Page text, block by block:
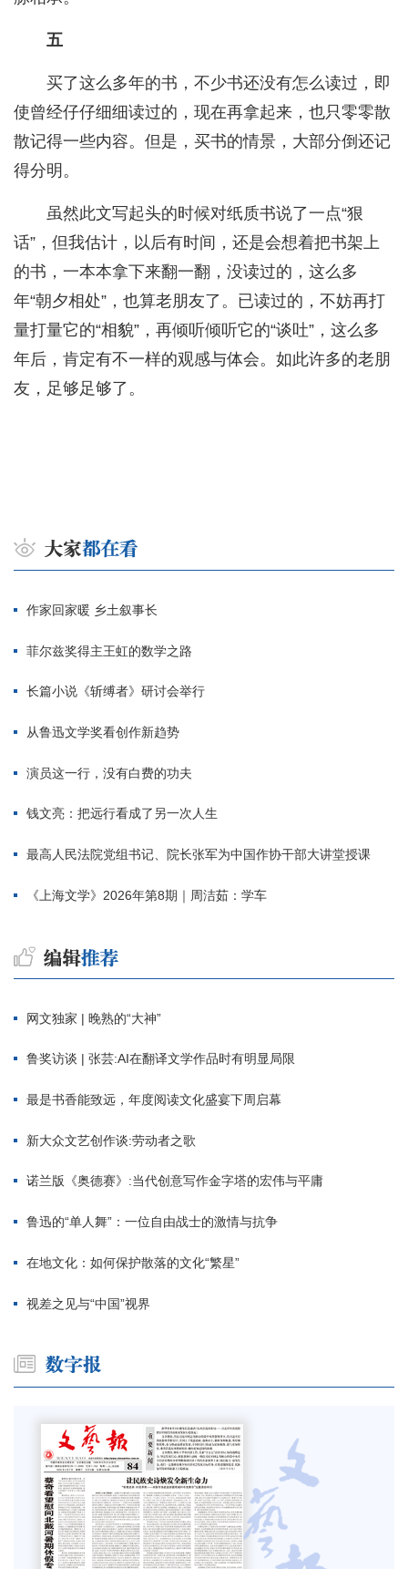
五
买了这么多年的书，不少书还没有怎么读过，即
使曾经仔仔细细读过的，现在再拿起来，也只零零散
散记得一些内容。但是，买书的情景，大部分倒还记
得分明。
虽然此文写起头的时候对纸质书说了一点“狠
话”，但我估计，以后有时间，还是会想着把书架上
的书，一本本拿下来翻一翻，没读过的，这么多
年“朝夕相处”，也算老朋友了。已读过的，不妨再打
量打量它的“相貌”，再倾听倾听它的“谈吐”，这么多
年后，肯定有不一样的观感与体会。如此许多的老朋
友，足够足够了。
作家回家暖 乡土叙事长
菲尔兹奖得主王虹的数学之路
长篇小说《斩缚者》研讨会举行
从鲁迅文学奖看创作新趋势
演员这一行，没有白费的功夫
钱文亮：把远行看成了另一次人生
最高人民法院党组书记、院长张军为中国作协干部大讲堂授课
《上海文学》2026年第8期｜周洁茹：学车
网文独家 | 晚熟的“大神”
鲁奖访谈 | 张芸:AI在翻译文学作品时有明显局限
最是书香能致远，年度阅读文化盛宴下周启幕
新大众文艺创作谈:劳动者之歌
诺兰版《奥德赛》:当代创意写作金字塔的宏伟与平庸
鲁迅的“单人舞”：一位自由战士的激情与抗争
在地文化：如何保护散落的文化“繁星”
视差之见与“中国”视界